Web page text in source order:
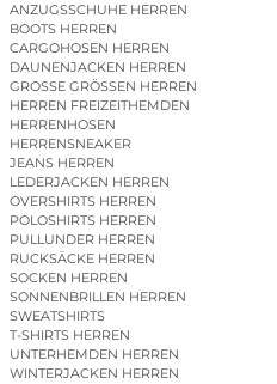
ANZUGSSCHUHE HERREN
BOOTS HERREN
CARGOHOSEN HERREN
DAUNENJACKEN HERREN
GROSSE GRÖSSEN HERREN
HERREN FREIZEITHEMDEN
HERRENHOSEN
HERRENSNEAKER
JEANS HERREN
LEDERJACKEN HERREN
OVERSHIRTS HERREN
POLOSHIRTS HERREN
PULLUNDER HERREN
RUCKSÄCKE HERREN
SOCKEN HERREN
SONNENBRILLEN HERREN
SWEATSHIRTS
T-SHIRTS HERREN
UNTERHEMDEN HERREN
WINTERJACKEN HERREN